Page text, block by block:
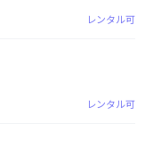
レンタル可
レンタル可